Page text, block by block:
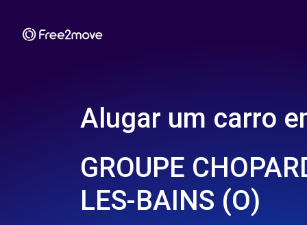
Alugar um carro
GROUPE
LES-BAINS (O)